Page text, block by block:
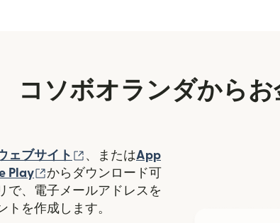
コソボオランダから
ェブサイト （別ウィンドウで開きます）
、またはApp
ンドウで開きます）
Play （別ウィンドウで開きます）
からダウンロード可
で、電子メールアドレスを
トを作成します。